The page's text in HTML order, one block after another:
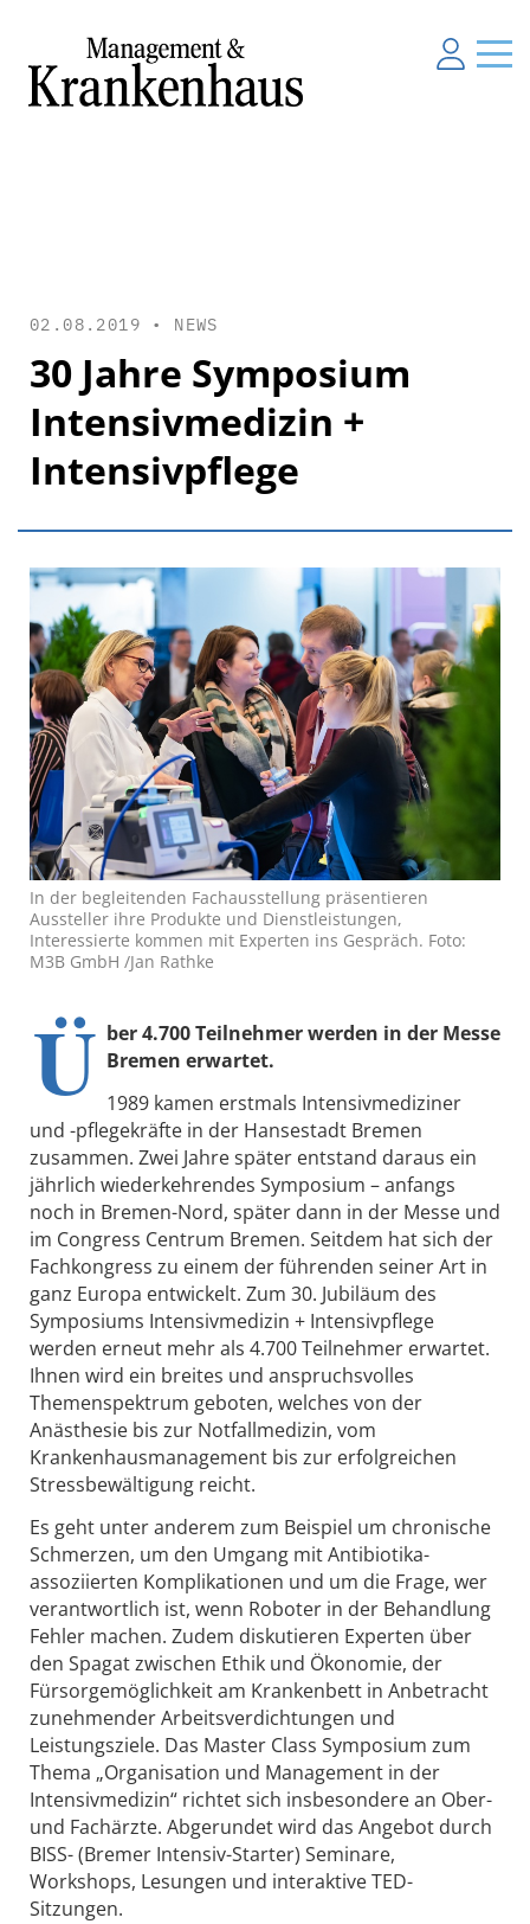
02.08.2019 • NEWS
30 Jahre Symposium
Intensivmedizin +
Intensivpflege
In der begleitenden Fachausstellung präsentieren
Aussteller ihre Produkte und Dienstleistungen,
Interessierte kommen mit Experten ins Gespräch. Foto:
M3B GmbH /Jan Rathke
Ü ber 4.700 Teilnehmer werden in der Messe
Bremen erwartet.
1989 kamen erstmals Intensivmediziner
und -pflegekräfte in der Hansestadt Bremen
zusammen. Zwei Jahre später entstand daraus ein
jährlich wiederkehrendes Symposium – anfangs
noch in Bremen-Nord, später dann in der Messe und
im Congress Centrum Bremen. Seitdem hat sich der
Fachkongress zu einem der führenden seiner Art in
ganz Europa entwickelt. Zum 30. Jubiläum des
Symposiums Intensivmedizin + Intensivpflege
werden erneut mehr als 4.700 Teilnehmer erwartet.
Ihnen wird ein breites und anspruchsvolles
Themenspektrum geboten, welches von der
Anästhesie bis zur Notfallmedizin, vom
Krankenhausmanagement bis zur erfolgreichen
Stressbewältigung reicht.
Es geht unter anderem zum Beispiel um chronische
Schmerzen, um den Umgang mit Antibiotika-
assoziierten Komplikationen und um die Frage, wer
verantwortlich ist, wenn Roboter in der Behandlung
Fehler machen. Zudem diskutieren Experten über
den Spagat zwischen Ethik und Ökonomie, der
Fürsorgemöglichkeit am Krankenbett in Anbetracht
zunehmender Arbeitsverdichtungen und
Leistungsziele. Das Master Class Symposium zum
Thema „Organisation und Management in der
Intensivmedizin“ richtet sich insbesondere an Ober-
und Fachärzte. Abgerundet wird das Angebot durch
BISS- (Bremer Intensiv-Starter) Seminare,
Workshops, Lesungen und interaktive TED-
Sitzungen.